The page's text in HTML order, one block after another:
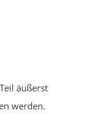
äußerst
werden.